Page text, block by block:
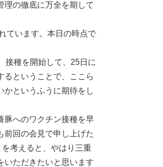
理の徹底に万全を期して
ています。本日の時点で
接種を開始して、25日に
るということで、ここら
かというふうに期待をし
豚へのワクチン接種を早
前回の会見で申し上げた
考えると、やはり三重
いただきたいと思います